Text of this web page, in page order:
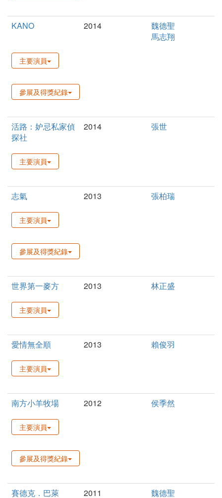
KANO 2014
魏德聖
馬志翔
主要演員
參展及得獎紀錄
活路：妒忌私家偵
探社
2014 張世
主要演員
志氣 2013 張柏瑞
主要演員
參展及得獎紀錄
世界第一麥方 2013 林正盛
主要演員
愛情無全順 2013 賴俊羽
主要演員
南方小羊牧場 2012 侯季然
主要演員
參展及得獎紀錄
賽德克．巴萊
2011 魏德聖